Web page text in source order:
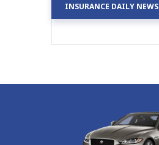
INSURANCE DAILY NEWS